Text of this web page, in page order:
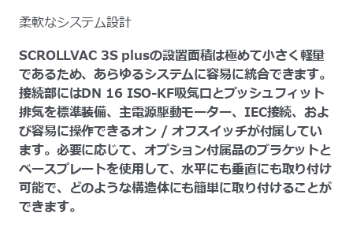
柔軟なシステム設計
SCROLLVAC 3S plusの設置面積は極めて小さく軽量
であるため、あらゆるシステムに容易に統合できます。
接続部にはDN 16 ISO-KF吸気口とプッシュフィット
排気を標準装備、主電源駆動モーター、IEC接続、およ
び容易に操作できるオン / オフスイッチが付属してい
ます。必要に応じて、オプション付属品のブラケットと
ベースプレートを使用して、水平にも垂直にも取り付け
可能で、どのような構造体にも簡単に取り付けることが
できます。